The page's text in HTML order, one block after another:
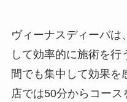
ヴィーナスディーバは
して効率的に施術を
間でも集中して効果を
店では50分からコー